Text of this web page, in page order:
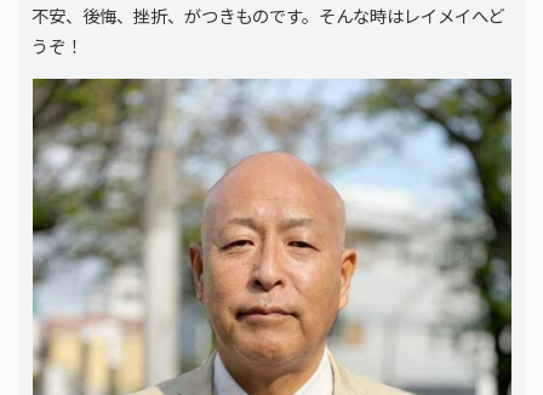
不安、後悔、挫折、がつきものです。そんな時はレイメイへど
うぞ！